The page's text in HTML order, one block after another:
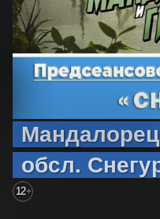
обсл.
12+